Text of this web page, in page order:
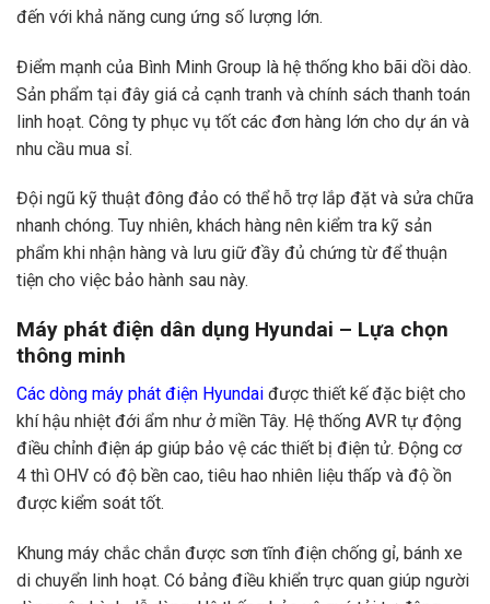
đến với khả năng cung ứng số lượng lớn.
Điểm mạnh của Bình Minh Group là hệ thống kho bãi dồi dào.
Sản phẩm tại đây giá cả cạnh tranh và chính sách thanh toán
linh hoạt. Công ty phục vụ tốt các đơn hàng lớn cho dự án và
nhu cầu mua sỉ.
Đội ngũ kỹ thuật đông đảo có thể hỗ trợ lắp đặt và sửa chữa
nhanh chóng. Tuy nhiên, khách hàng nên kiểm tra kỹ sản
phẩm khi nhận hàng và lưu giữ đầy đủ chứng từ để thuận
tiện cho việc bảo hành sau này.
Máy phát điện dân dụng Hyundai – Lựa chọn
thông minh
Các dòng máy phát điện Hyundai được thiết kế đặc biệt cho
khí hậu nhiệt đới ẩm như ở miền Tây. Hệ thống AVR tự động
điều chỉnh điện áp giúp bảo vệ các thiết bị điện tử. Động cơ
4 thì OHV có độ bền cao, tiêu hao nhiên liệu thấp và độ ồn
được kiểm soát tốt.
Khung máy chắc chắn được sơn tĩnh điện chống gỉ, bánh xe
di chuyển linh hoạt. Có bảng điều khiển trực quan giúp người